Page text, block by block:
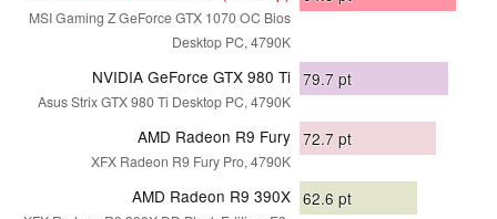
MSI Gaming Z GeForce GTX 1070 OC Bios
Desktop PC, 4790K
NVIDIA GeForce GTX 980 Ti
Asus Strix GTX 980 Ti Desktop PC, 4790K
79.7 pt
AMD Radeon R9 Fury
XFX Radeon R9 Fury Pro, 4790K
72.7 pt
AMD Radeon R9 390X 62.6 pt